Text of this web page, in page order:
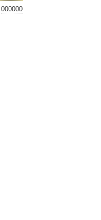
000000